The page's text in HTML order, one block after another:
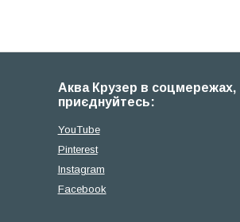
Аква Крузер в соцмережах,
приєднуйтесь:
YouTube
Pinterest
Instagram
Facebook